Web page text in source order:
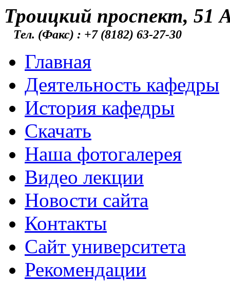
Троицкий проспект, 51
Тел. (Факс) : +7 (8182) 63-27-30
Главная
Деятельность кафедры
История кафедры
Скачать
Наша фотогалерея
Видео лекции
Новости сайта
Контакты
Cайт университета
Рекомендации